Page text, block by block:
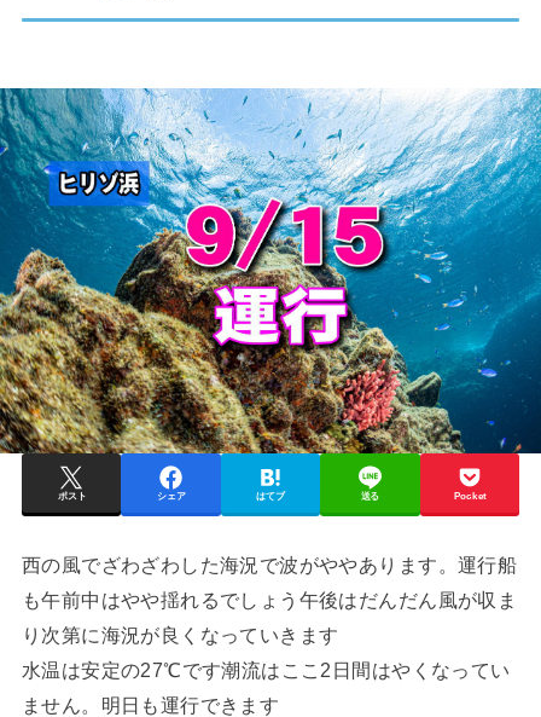
ポスト シェア はてブ 送る Pocket
西の風でざわざわした海況で波がややあります。運行船
も午前中はやや揺れるでしょう午後はだんだん風が収ま
り次第に海況が良くなっていきます
水温は安定の27℃です潮流はここ2日間はやくなってい
ません。明日も運行できます